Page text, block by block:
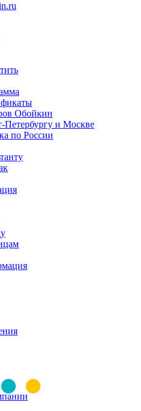
Обойкин
Петербургу и Москве
по России